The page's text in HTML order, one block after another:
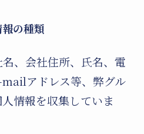
の種類
、会社住所、氏名、電
アドレス等、弊グル
情報を収集していま